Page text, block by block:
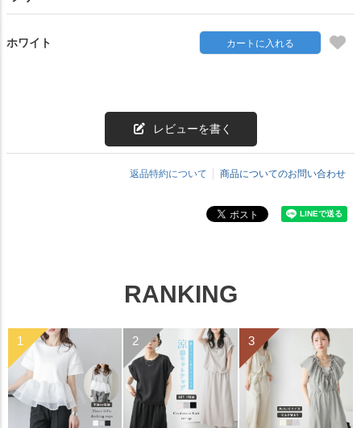
ホワイト カートに入れる
レビューを書く
返品特約について 商品についてのお問い合わせ
RANKING